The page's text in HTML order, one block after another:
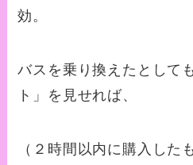
効。
バスを乗り換えたとして
ト」を見せれば、
（２時間以内に購入した